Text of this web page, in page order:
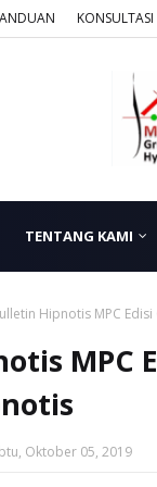
KONSULTASI
TENTANG KAMI
Hipnotis MPC
MPC
Oktober 05, 2019